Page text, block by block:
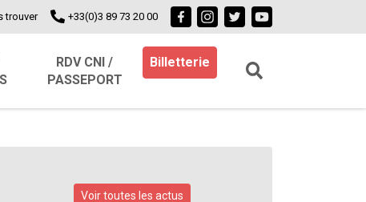
trouver +33(0)3 89 73 20 00
RDV CNI /
PASSEPORT
Billetterie
Voir toutes les actus